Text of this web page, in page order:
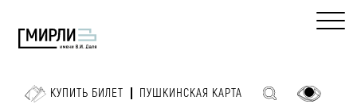
КУПИТЬ БИЛЕТ ПУШКИНСКАЯ КАРТА